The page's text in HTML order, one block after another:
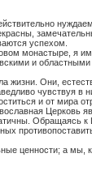
успехом.
монастыре,
и
Они,
чувствуя
и от
Обращаясь к
ценности; а